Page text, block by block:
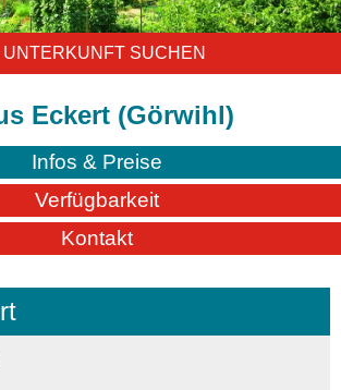
UNTERKUNFT SUCHEN
Eckert (Görwihl)
Infos & Preise
Verfügbarkeit
Kontakt